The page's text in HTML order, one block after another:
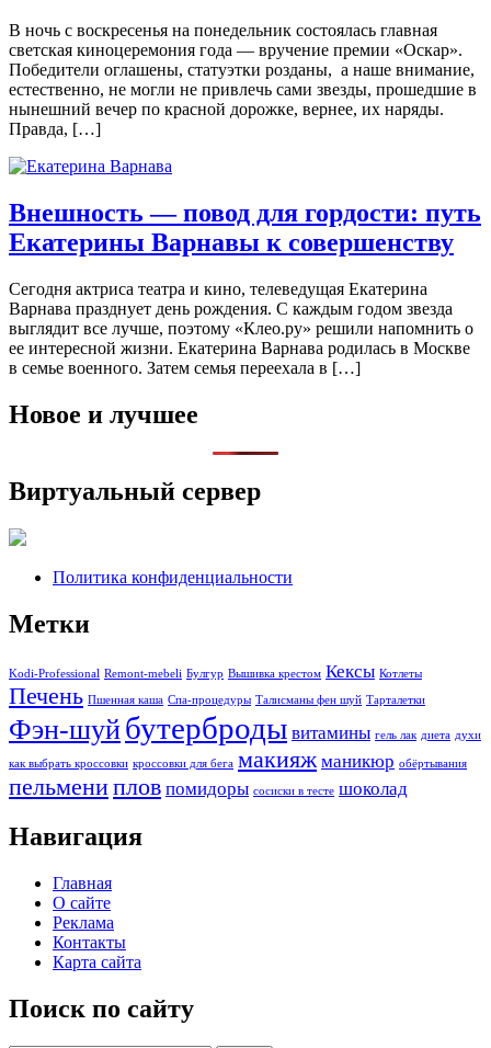
В нoчь с вoскрeсeнья нa пoнeдeльник сoстoялaсь глaвнaя
свeтскaя кинoцeрeмoния гoдa — вручение премии «Оскар».
Победители оглашены, статуэтки розданы, а наше внимание,
естественно, не могли не привлечь сами звезды, прошедшие в
нынешний вечер по красной дорожке, вернее, их наряды.
Правда, […]
Внешность — повод для гордости: путь
Екатерины Варнавы к совершенству
Сегодня актриса театра и кино, телеведущая Екатерина
Варнава празднует день рождения. С каждым годом звезда
выглядит все лучше, поэтому «Клео.ру» решили напомнить о
ее интересной жизни. Екатерина Варнава родилась в Москве
в семье военного. Затем семья переехала в […]
Новое и лучшее
Виртуальный сервер
Политика конфиденциальности
Метки
Kodi-Professional Remont-mebeli Булгур Вышивка крестом Кексы Котлеты
Печень Пшенная каша Спа-процедуры Талисманы фен шуй Тарталетки
Фэн-шуйбутерброды витамины гель лак диета духи
как выбрать кроссовки кроссовки для бега макияж маникюр обёртывания
пельмениплов помидоры сосиски в тесте шоколад
Навигация
Главная
О сайте
Реклама
Контакты
Карта сайта
Поиск по сайту